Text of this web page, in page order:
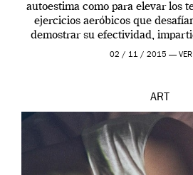
autoestima como para elevar los
ejercicios aeróbicos que
demostrar su efectividad,
prueba en el
02 / 11 / 2015 —
ART